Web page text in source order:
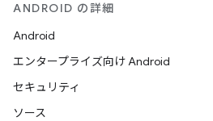
ANDROID の詳細
Android
エンタープライズ向け Android
セキュリティ
ソース